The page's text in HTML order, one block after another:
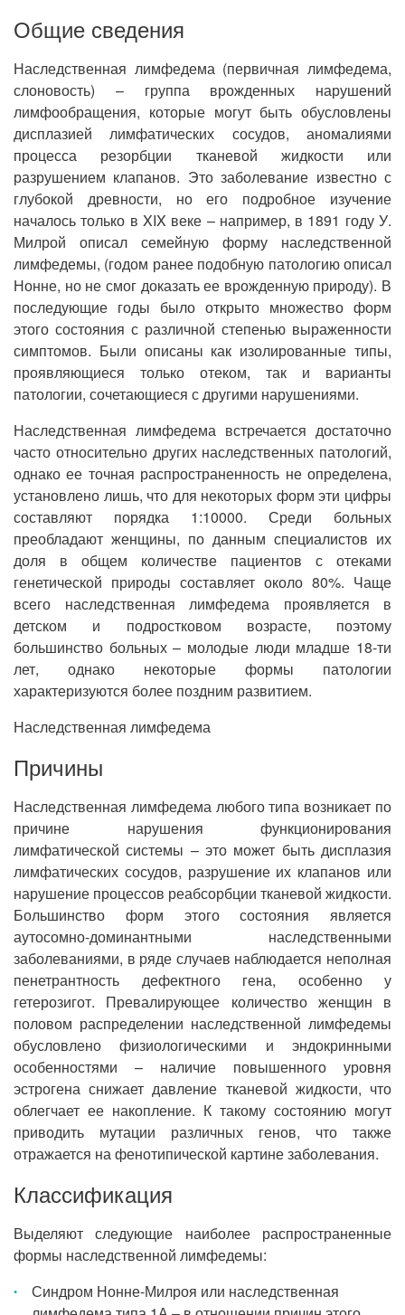
Общие сведения
Наследственная лимфедема (первичная лимфедема,
слоновость) – группа врожденных нарушений
лимфообращения, которые могут быть обусловлены
дисплазией лимфатических сосудов, аномалиями
процесса резорбции тканевой жидкости или
разрушением клапанов. Это заболевание известно с
глубокой древности, но его подробное изучение
началось только в XIX веке – например, в 1891 году У.
Милрой описал семейную форму наследственной
лимфедемы, (годом ранее подобную патологию описал
Нонне, но не смог доказать ее врожденную природу). В
последующие годы было открыто множество форм
этого состояния с различной степенью выраженности
симптомов. Были описаны как изолированные типы,
проявляющиеся только отеком, так и варианты
патологии, сочетающиеся с другими нарушениями.
Наследственная лимфедема встречается достаточно
часто относительно других наследственных патологий,
однако ее точная распространенность не определена,
установлено лишь, что для некоторых форм эти цифры
составляют порядка 1:10000. Среди больных
преобладают женщины, по данным специалистов их
доля в общем количестве пациентов с отеками
генетической природы составляет около 80%. Чаще
всего наследственная лимфедема проявляется в
детском и подростковом возрасте, поэтому
большинство больных – молодые люди младше 18-ти
лет, однако некоторые формы патологии
характеризуются более поздним развитием.
Наследственная лимфедема
Причины
Наследственная лимфедема любого типа возникает по
причине нарушения функционирования
лимфатической системы – это может быть дисплазия
лимфатических сосудов, разрушение их клапанов или
нарушение процессов реабсорбции тканевой жидкости.
Большинство форм этого состояния является
аутосомно-доминантными наследственными
заболеваниями, в ряде случаев наблюдается неполная
пенетрантность дефектного гена, особенно у
гетерозигот. Превалирующее количество женщин в
половом распределении наследственной лимфедемы
обусловлено физиологическими и эндокринными
особенностями – наличие повышенного уровня
эстрогена снижает давление тканевой жидкости, что
облегчает ее накопление. К такому состоянию могут
приводить мутации различных генов, что также
отражается на фенотипической картине заболевания.
Классификация
Выделяют следующие наиболее распространенные
формы наследственной лимфедемы:
Синдром Нонне-Милроя или наследственная